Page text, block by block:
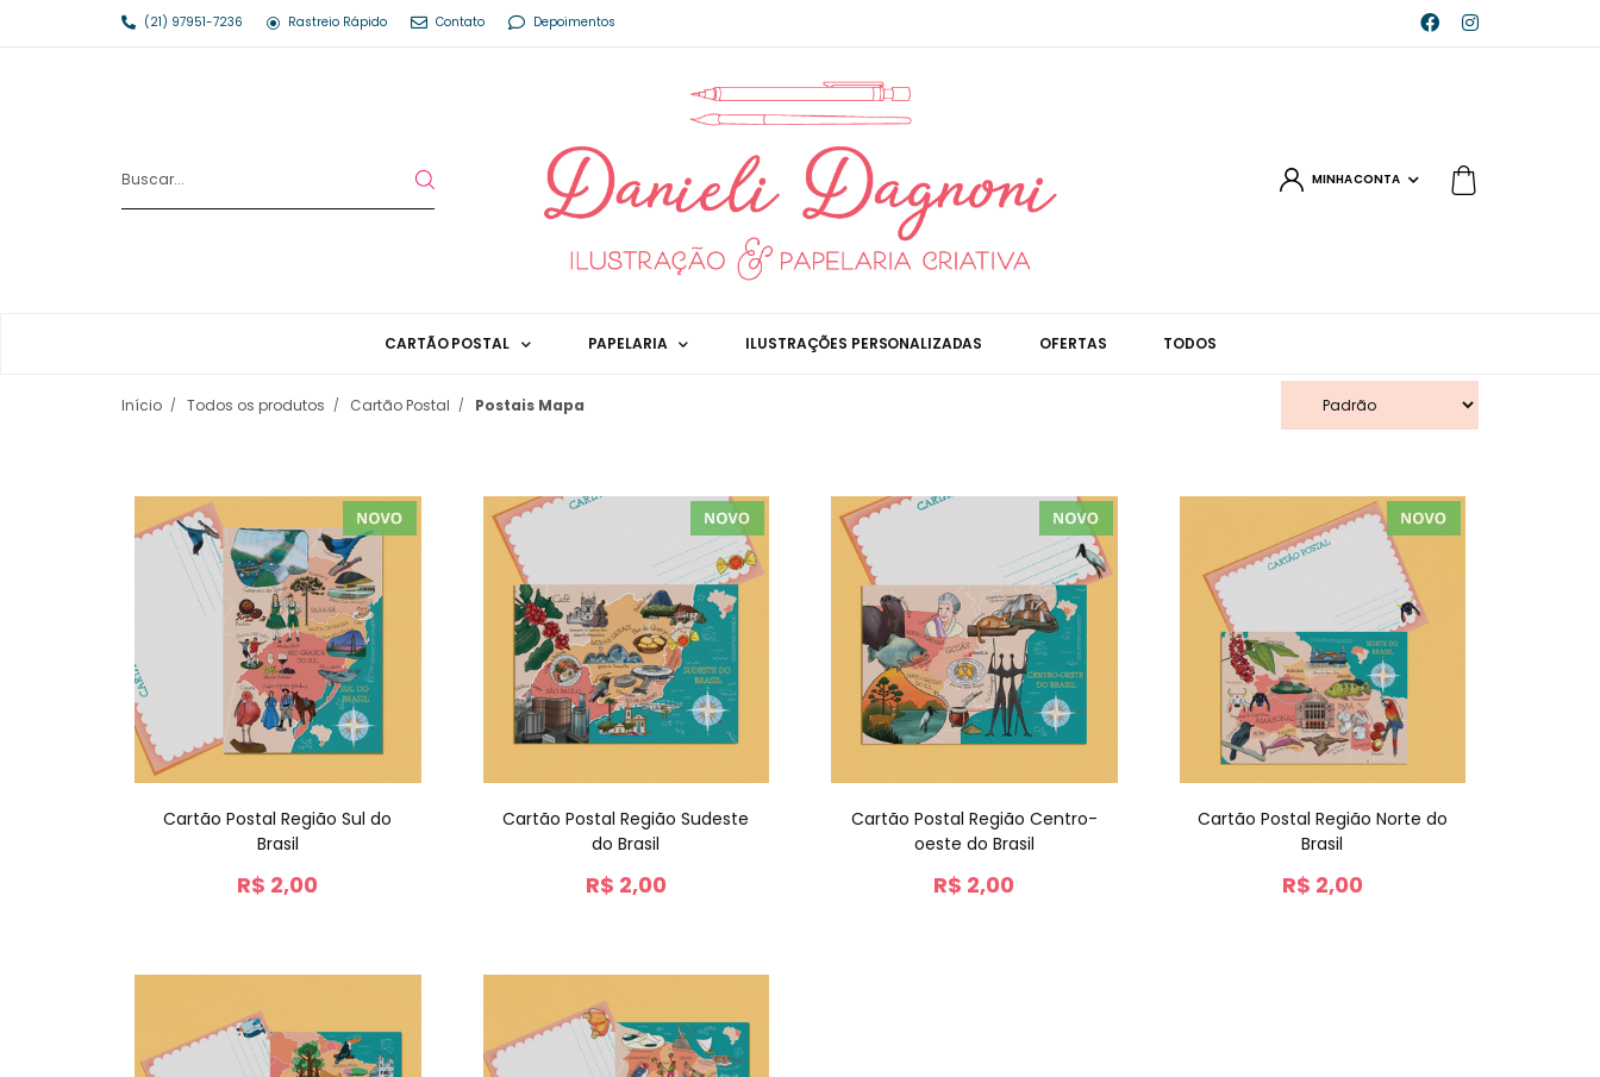
(21) 97951-7236 Rastreio Rápido Contato Depoimentos
MINHA CONTA
CARTÃO POSTAL PAPELARIA ILUSTRAÇÕES PERSONALIZADAS OFERTAS TODOS
Início Todos os produtos Cartão Postal Postais Mapa
Cartão Postal Região Sul do
Brasil
R$ 2,00
Cartão Postal Região Sudeste
do Brasil
R$ 2,00
Cartão Postal Região Centro-
oeste do Brasil
R$ 2,00
Cartão Postal Região Norte do
Brasil
R$ 2,00